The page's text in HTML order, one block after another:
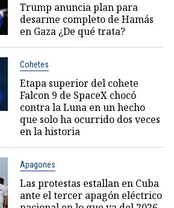
Trump anuncia plan para
desarme completo de Hamás
en Gaza ¿De qué trata?
Cohetes
Etapa superior del cohete
Falcon 9 de SpaceX chocó
contra la Luna en un hecho
que solo ha ocurrido dos veces
en la historia
Apagones
Las protestas estallan en Cuba
ante el tercer apagón eléctrico